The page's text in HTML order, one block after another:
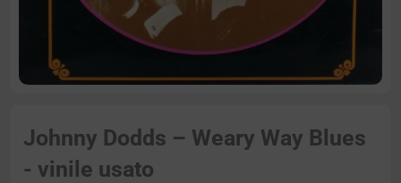
Johnny Dodds – Weary Way Blues
- vinile usato